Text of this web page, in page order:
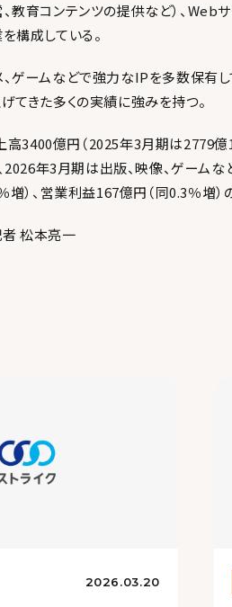
教育コンテンツの提供など）、Web
構成している。
ゲームなどで強力なIPを多数保有
てきた多くの実績に強みを持つ。
3400億円（2025年3月期は2779億
2026年3月期は出版、映像、ゲーム
増）、営業利益167億円（同0.3％増
松本亮一
2026.03.20